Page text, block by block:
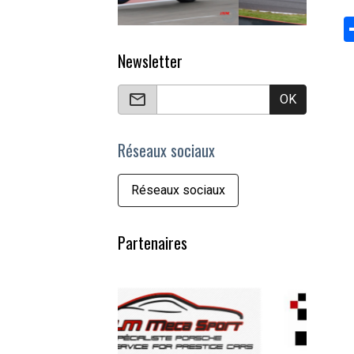
Newsletter
OK
Réseaux sociaux
Réseaux sociaux
Partenaires